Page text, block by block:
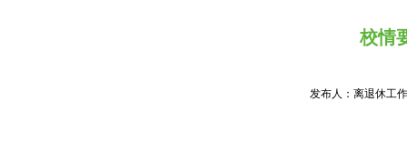
校情
发布人：离退休工